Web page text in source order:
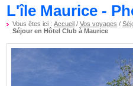
L'île Maurice -
Vous êtes ici :Accueil /Vos voyages /
Séjour en Hôtel Club à Maurice